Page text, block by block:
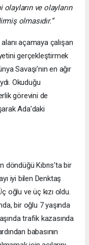
olayların ve olayların
olmasıdır.”
açamaya çalışan
gerçekleştirmek
Savaşı’nın en ağır
Okuduğu
görevini de
Ada’daki
döndüğü Kıbrıs’ta bir
iyi bilen Denktaş
oğlu ve üç kızı oldu.
bir oğlu 7 yaşında
trafik kazasında
babasının